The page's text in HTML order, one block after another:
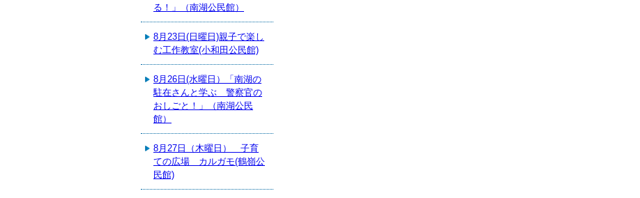
る！」（南湖公民館）
8月23日(日曜日)親子で楽し
む工作教室(小和田公民館)
8月26日(水曜日）「南湖の
駐在さんと学ぶ 警察官の
おしごと！」（南湖公民
館）
8月27日（木曜日） 子育
ての広場 カルガモ(鶴嶺公
民館)